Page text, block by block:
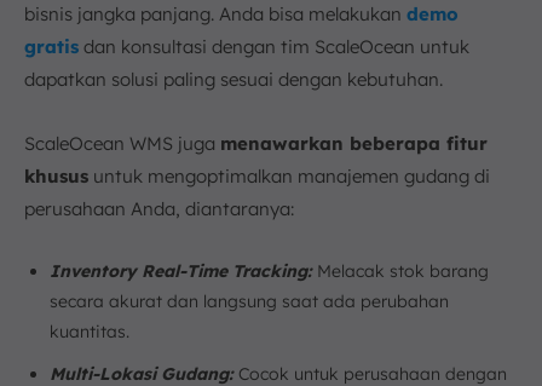
bisnis jangka panjang. Anda bisa melakukan demo
gratis dan konsultasi dengan tim ScaleOcean untuk
dapatkan solusi paling sesuai dengan kebutuhan.
ScaleOcean WMS juga menawarkan beberapa fitur
khusus untuk mengoptimalkan manajemen gudang di
perusahaan Anda, diantaranya:
Inventory Real-Time Tracking:Melacak stok barang
secara akurat dan langsung saat ada perubahan
kuantitas.
Multi-Lokasi Gudang:Cocok untuk perusahaan dengan